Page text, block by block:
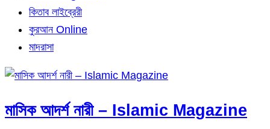
কিতাব লাইব্রেরী
কুরআন Online
মাদরাসা
মাসিক আদর্শ নারী – Islamic Magazine